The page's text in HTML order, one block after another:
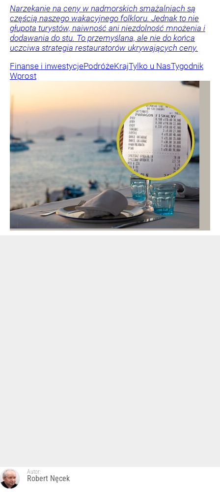
Narzekanie na ceny w nadmorskich smażalniach są
częścią naszego wakacyjnego folkloru. Jednak to nie
głupota turystów, naiwność ani niezdolność mnożenia i
dodawania do stu. To przemyślana, ale nie do końca
uczciwa strategia restauratorów ukrywających ceny.
Finanse i inwestycjePodróżeKrajTylko u NasTygodnik
Wprost
Autor:
Robert Nęcek